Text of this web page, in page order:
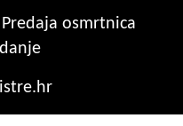
osmrtnica